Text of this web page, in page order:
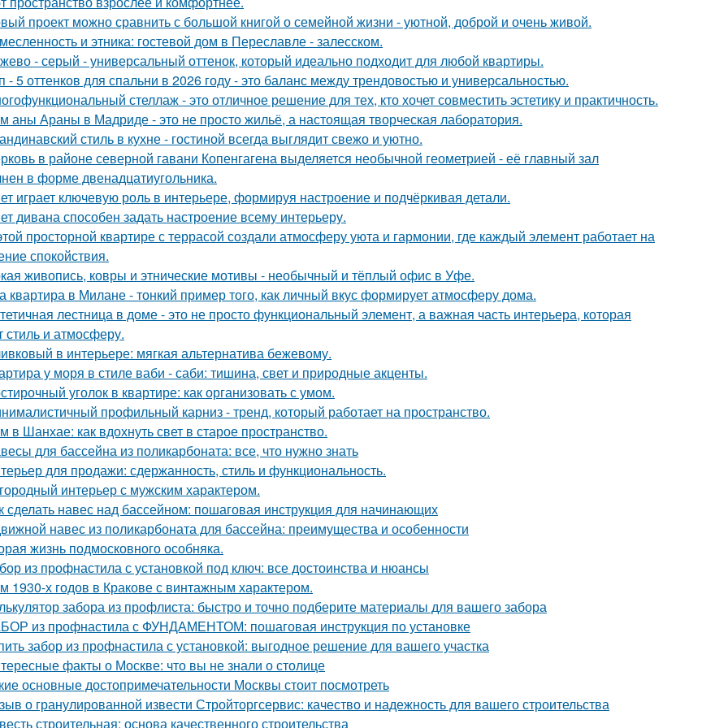
проект можно сравнить с большой книгой о семейной жизни - уютной, доброй и очень живой.
и этника: гостевой дом в Переславле - залесском.
- серый - универсальный оттенок, который идеально подходит для любой квартиры.
- 5 оттенков для спальни в 2026 году - это баланс между трендовостью и универсальностью.
стеллаж - это отличное решение для тех, кто хочет совместить эстетику и практичность.
аны Араны в Мадриде - это не просто жильё, а настоящая творческая лаборатория.
стиль в кухне - гостиной всегда выглядит свежо и уютно.
в районе северной гавани Копенгагена выделяется необычной геометрией - её главный зал
в форме двенадцатиугольника.
играет ключевую роль в интерьере, формируя настроение и подчёркивая детали.
дивана способен задать настроение всему интерьеру.
просторной квартире с террасой создали атмосферу уюта и гармонии, где каждый элемент работает на
спокойствия.
живопись, ковры и этнические мотивы - необычный и тёплый офис в Уфе.
квартира в Милане - тонкий пример того, как личный вкус формирует атмосферу дома.
лестница в доме - это не просто функциональный элемент, а важная часть интерьера, которая
стиль и атмосферу.
в интерьере: мягкая альтернатива бежевому.
у моря в стиле ваби - саби: тишина, свет и природные акценты.
уголок в квартире: как организовать с умом.
профильный карниз - тренд, который работает на пространство.
в Шанхае: как вдохнуть свет в старое пространство.
для бассейна из поликарбоната: все, что нужно знать
для продажи: сдержанность, стиль и функциональность.
интерьер с мужским характером.
сделать навес над бассейном: пошаговая инструкция для начинающих
навес из поликарбоната для бассейна: преимущества и особенности
жизнь подмосковного особняка.
из профнастила с установкой под ключ: все достоинства и нюансы
1930-х годов в Кракове с винтажным характером.
забора из профлиста: быстро и точно подберите материалы для вашего забора
из профнастила с ФУНДАМЕНТОМ: пошаговая инструкция по установке
забор из профнастила с установкой: выгодное решение для вашего участка
факты о Москве: что вы не знали о столице
основные достопримечательности Москвы стоит посмотреть
о гранулированной извести Стройторгсервис: качество и надежность для вашего строительства
строительная: основа качественного строительства